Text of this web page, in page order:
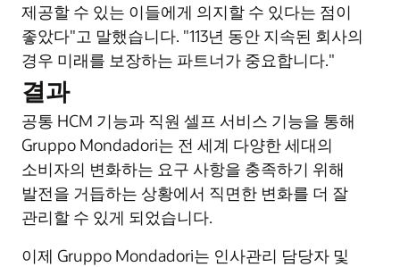
제공할 수 있는 이들에게 의지할 수 있다는 점이
좋았다"고 말했습니다. "113년 동안 지속된 회사의
경우 미래를 보장하는 파트너가 중요합니다."
결과
공통 HCM 기능과 직원 셀프 서비스 기능을 통해
Gruppo Mondadori는 전 세계 다양한 세대의
소비자의 변화하는 요구 사항을 충족하기 위해
발전을 거듭하는 상황에서 직면한 변화를 더 잘
관리할 수 있게 되었습니다.
이제 Gruppo Mondadori는 인사관리 담당자 및